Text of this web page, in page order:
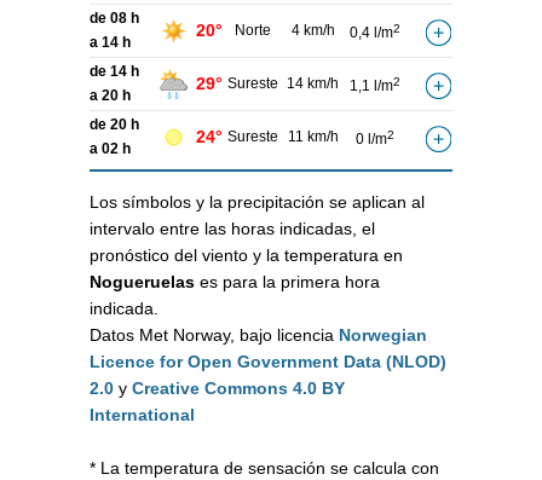
de 08 h
a 14 h
20° Norte 4 km/h 0,4 l/m2
de 14 h
a 20 h
29° Sureste 14 km/h 1,1 l/m2
de 20 h
a 02 h
24° Sureste 11 km/h 0 l/m2
Los símbolos y la precipitación se aplican al
intervalo entre las horas indicadas, el
pronóstico del viento y la temperatura en
Nogueruelas es para la primera hora
indicada.
Datos Met Norway, bajo licencia Norwegian
Licence for Open Government Data (NLOD)
2.0 y Creative Commons 4.0 BY
International
* La temperatura de sensación se calcula con